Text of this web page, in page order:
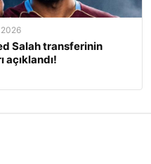
Salah transferinin
açıklandı!